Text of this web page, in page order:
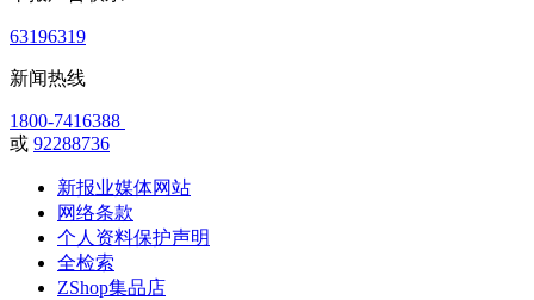
63196319
新闻热线
1800-7416388
或 92288736
新报业媒体网站
网络条款
个人资料保护声明
全检索
ZShop集品店